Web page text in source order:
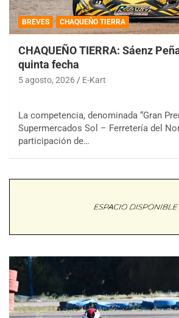
BREVES CHAQUEÑO TIERRA
CHAQUEÑO TIERRA: Sáenz
quinta fecha
5 agosto, 2026 E-Kart
La competencia, denominada “Gran
Supermercados Sol – Ferretería del
participación de…